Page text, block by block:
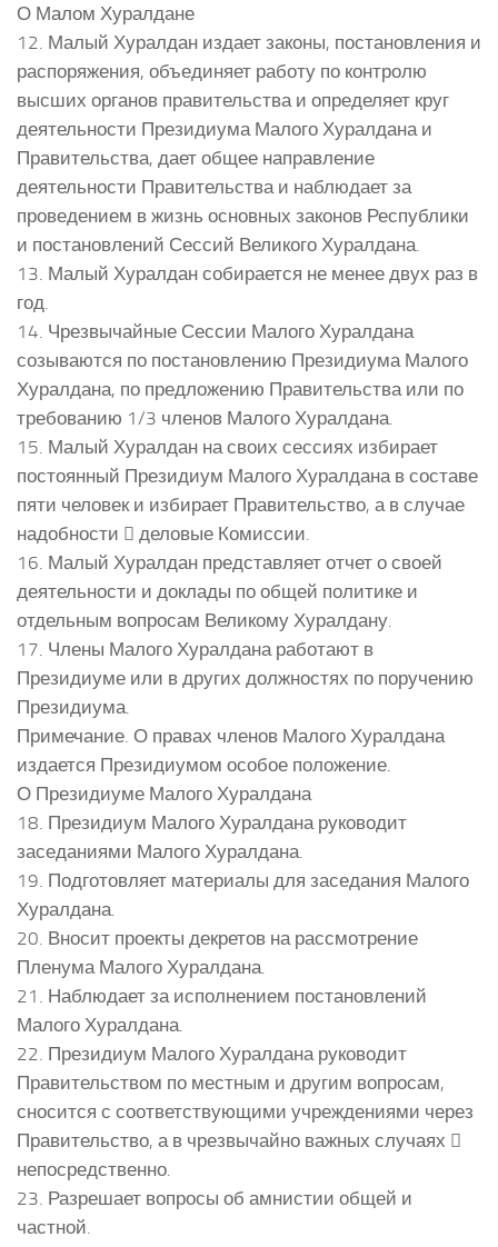
О Малом Хуралдане
12. Малый Хуралдан издает законы, постановления и
распоряжения, объединяет работу по контролю
высших органов правительства и определяет круг
деятельности Президиума Малого Хуралдана и
Правительства, дает общее направление
деятельности Правительства и наблюдает за
проведением в жизнь основных законов Республики
и постановлений Сессий Великого Хуралдана.
13. Малый Хуралдан собирается не менее двух раз в
год.
14. Чрезвычайные Сессии Малого Хуралдана
созываются по постановлению Президиума Малого
Хуралдана, по предложению Правительства или по
требованию 1/3 членов Малого Хуралдана.
15. Малый Хуралдан на своих сессиях избирает
постоянный Президиум Малого Хуралдана в составе
пяти человек и избирает Правительство, а в случае
надобности  деловые Комиссии.
16. Малый Хуралдан представляет отчет о своей
деятельности и доклады по общей политике и
отдельным вопросам Великому Хуралдану.
17. Члены Малого Хуралдана работают в
Президиуме или в других должностях по поручению
Президиума.
Примечание. О правах членов Малого Хуралдана
издается Президиумом особое положение.
О Президиуме Малого Хуралдана
18. Президиум Малого Хуралдана руководит
заседаниями Малого Хуралдана.
19. Подготовляет материалы для заседания Малого
Хуралдана.
20. Вносит проекты декретов на рассмотрение
Пленума Малого Хуралдана.
21. Наблюдает за исполнением постановлений
Малого Хуралдана.
22. Президиум Малого Хуралдана руководит
Правительством по местным и другим вопросам,
сносится с соответствующими учреждениями через
Правительство, а в чрезвычайно важных случаях 
непосредственно.
23. Разрешает вопросы об амнистии общей и
частной.